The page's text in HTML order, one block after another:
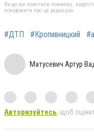
Якщо ви помітили помилку,
повідомити про це редакцію
#ДТП #Кропивницкий
Матусевич Артур
Авторизуйтесь, щоб